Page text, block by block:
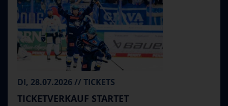
DI, 28.07.2026 // TICKETS
TICKETVERKAUF STARTET